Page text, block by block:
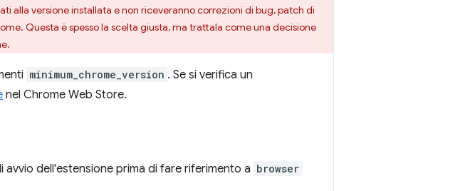
alla versione installata e non riceveranno correzioni di bug, patch di
Questa è spesso la scelta giusta, ma trattala come una decisione
minimum_chrome_version . Se si verifica un
nel Chrome Web Store.
dell'estensione prima di fare riferimento a browser